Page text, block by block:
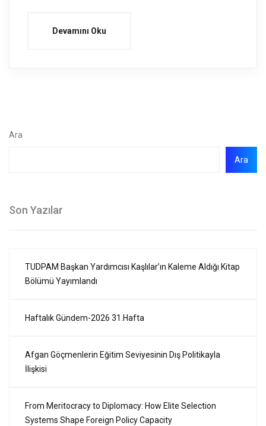
Devamını Oku
Ara
Ara
Son Yazılar
TUDPAM Başkan Yardımcısı Kaşlılar’ın Kaleme Aldığı Kitap
Bölümü Yayımlandı
Haftalık Gündem-2026 31.Hafta
Afgan Göçmenlerin Eğitim Seviyesinin Dış Politikayla
İlişkisi
From Meritocracy to Diplomacy: How Elite Selection
Systems Shape Foreign Policy Capacity